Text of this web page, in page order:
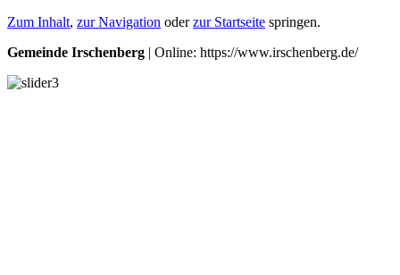
Zum Inhalt, zur Navigation oderzur Startseite springen.
Gemeinde Irschenberg | Online: https://www.irschenberg.de/